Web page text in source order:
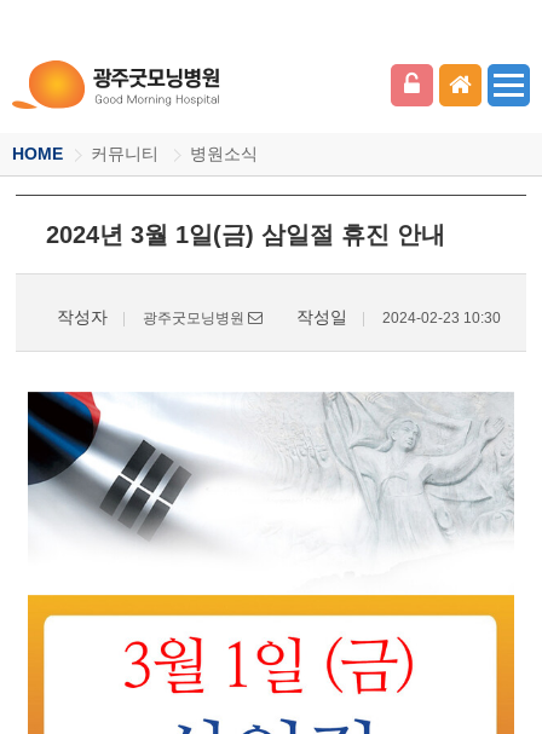
HOME 커뮤니티 병원소식
2024년 3월 1일(금) 삼일절 휴진 안내
작성자 광주굿모닝병원 작성일 2024-02-23 10:30